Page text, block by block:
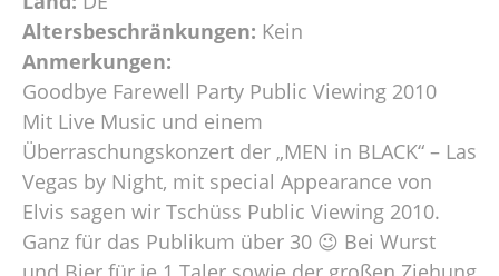
Altersbeschränkungen: Kein
Anmerkungen:
Goodbye Farewell Party Public Viewing 2010
Mit Live Music und einem
Überraschungskonzert der „MEN in BLACK“ – Las
Vegas by Night, mit special Appearance von
Elvis sagen wir Tschüss Public Viewing 2010.
Ganz für das Publikum über 30 😉 Bei Wurst